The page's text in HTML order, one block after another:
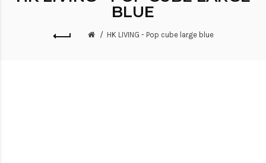
BLUE
HK LIVING - Pop cube large blue